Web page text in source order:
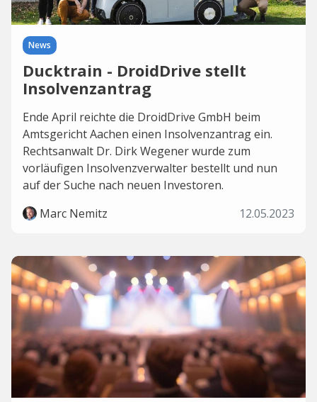
News
Ducktrain - DroidDrive stellt
Insolvenzantrag
Ende April reichte die DroidDrive GmbH beim
Amtsgericht Aachen einen Insolvenzantrag ein.
Rechtsanwalt Dr. Dirk Wegener wurde zum
vorläufigen Insolvenzverwalter bestellt und nun
auf der Suche nach neuen Investoren.
Marc Nemitz
12.05.2023